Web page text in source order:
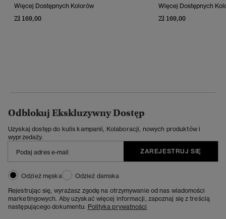
Więcej Dostępnych Kolorów
Zł 169,00
Więcej Dostępnych
Zł 169,00
Odblokuj Ekskluzywny Dostęp
Uzyskaj dostęp do kulis kampanii, Kolaboracji, nowych produktów i
wyprzedaży.
ZAREJESTRUJ SIĘ
Odzież męska
Odzież damska
Rejestrując się, wyrażasz zgodę na otrzymywanie od nas wiadomości
marketingowych. Aby uzyskać więcej informacji, zapoznaj się z treścią
następującego dokumentu: Polityka prywatności